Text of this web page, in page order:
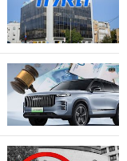
עסקי
ספורט
קריירה
ולימודים
מינויים